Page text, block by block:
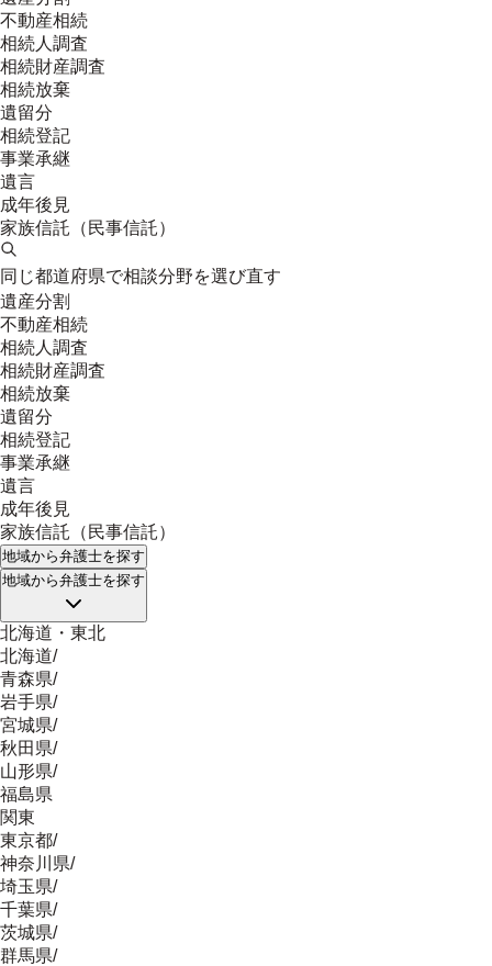
不動産相続
相続人調査
相続財産調査
相続放棄
遺留分
相続登記
事業承継
遺言
成年後見
家族信託（民事信託）
同じ都道府県で相談分野を選び直す
遺産分割
不動産相続
相続人調査
相続財産調査
相続放棄
遺留分
相続登記
事業承継
遺言
成年後見
家族信託（民事信託）
地域から弁護士を探す
地域から弁護士を探す
北海道・東北
北海道/
青森県/
岩手県/
宮城県/
秋田県/
山形県/
福島県
関東
東京都/
神奈川県/
埼玉県/
千葉県/
茨城県/
群馬県/